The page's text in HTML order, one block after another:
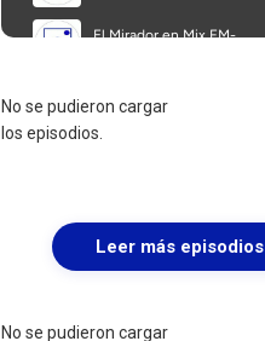
No se pudieron cargar
los episodios.
Leer más episodios
No se pudieron cargar